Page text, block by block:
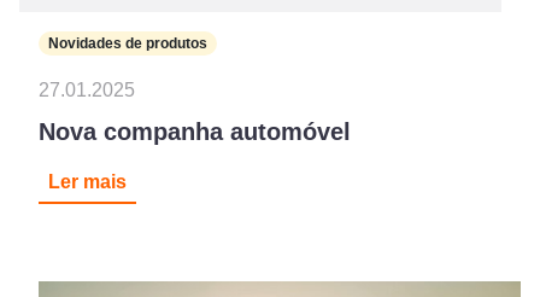
Novidades de produtos
27.01.2025
Nova companha automóvel
Ler mais